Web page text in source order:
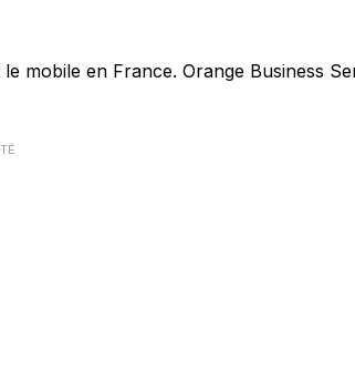
mobile en France. Orange Business